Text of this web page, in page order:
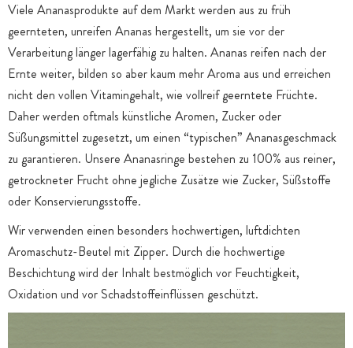
Viele Ananasprodukte auf dem Markt werden aus zu früh
geernteten, unreifen Ananas hergestellt, um sie vor der
Verarbeitung länger lagerfähig zu halten. Ananas reifen nach der
Ernte weiter, bilden so aber kaum mehr Aroma aus und erreichen
nicht den vollen Vitamingehalt, wie vollreif geerntete Früchte.
Daher werden oftmals künstliche Aromen, Zucker oder
Süßungsmittel zugesetzt, um einen “typischen” Ananasgeschmack
zu garantieren. Unsere Ananasringe bestehen zu 100% aus reiner,
getrockneter Frucht ohne jegliche Zusätze wie Zucker, Süßstoffe
oder Konservierungsstoffe.
Wir verwenden einen besonders hochwertigen, luftdichten
Aromaschutz-Beutel mit Zipper. Durch die hochwertige
Beschichtung wird der Inhalt bestmöglich vor Feuchtigkeit,
Oxidation und vor Schadstoffeinflüssen geschützt.